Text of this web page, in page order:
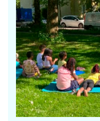
e
r
t
e
V
o
r
l
e
n
t
i
o
n
m
i
t
P